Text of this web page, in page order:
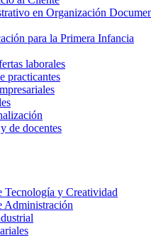
en Organización
para la Primera Infancia
laborales
practicantes
de docentes
Tecnología y Creatividad
Administración